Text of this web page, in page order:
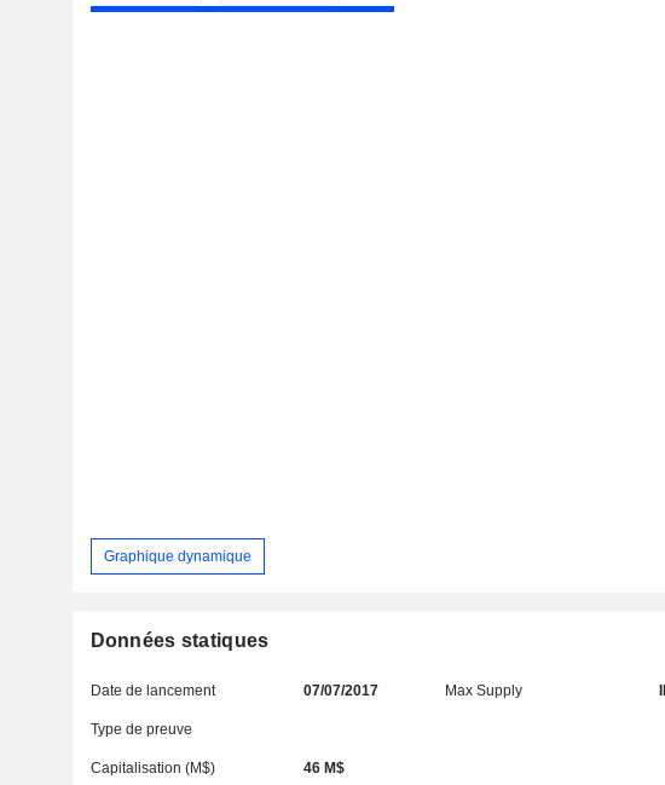
Graphique dynamique
Données statiques
Date de lancement 07/07/2017
Type de preuve
Capitalisation (M$) 46 M$
Max Supply